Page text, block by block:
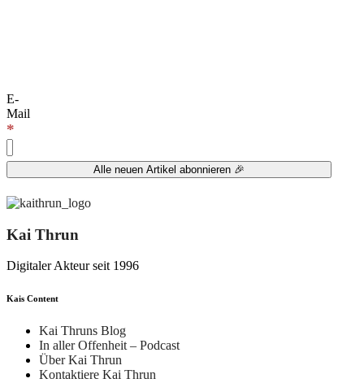
E-
Mail
*
Kai Thrun
Digitaler Akteur seit 1996
Kais Content
Kai Thruns Blog
In aller Offenheit – Podcast
Über Kai Thrun
Kontaktiere Kai Thrun